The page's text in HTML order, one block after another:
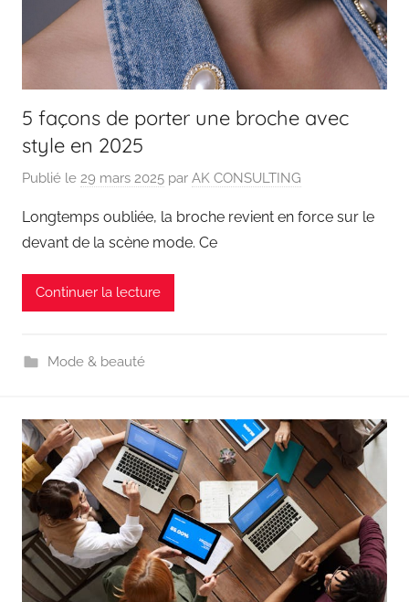
5 façons de porter une broche avec
style en 2025
Publié le 29 mars 2025 par AK CONSULTING
Longtemps oubliée, la broche revient en force sur le
devant de la scène mode. Ce
Continuer la lecture
Mode & beauté